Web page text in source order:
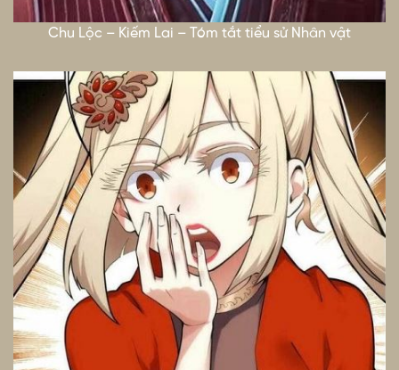
Chu Lộc – Kiếm Lai – Tóm tắt tiểu sử Nhân vật